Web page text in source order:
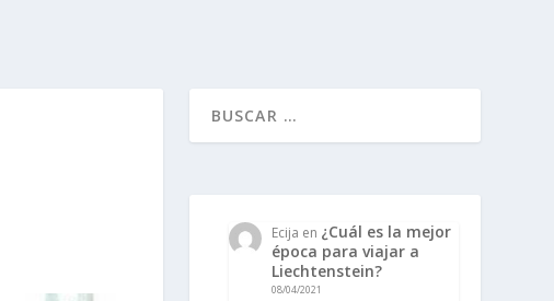
Ecija en ¿Cuál es la mejor
época para viajar a
Liechtenstein?
08/04/2021